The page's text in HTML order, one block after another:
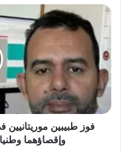
فوز طبيبين
وإقصاؤهما